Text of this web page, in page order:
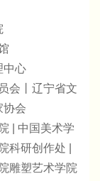
中心
会丨辽宁省文
协会
| 中国美术学
科研创作处 |
雕塑艺术学院